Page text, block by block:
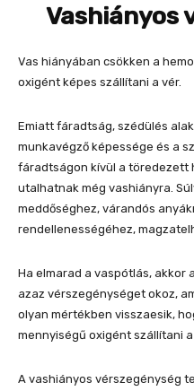
Vashiányos
Vas hiányában csökken a
oxigént képes szállítani a vér.
Emiatt fáradtság, szédülés
munkavégző képessége és a
fáradtságon kívül a töredezett
utalhatnak még vashiányra.
meddőséghez, várandós
rendellenességéhez,
Ha elmarad a vaspótlás, akkor
azaz vérszegénységet okoz,
olyan mértékben visszaesik,
mennyiségű oxigént szállítani a
A vashiányos vérszegénység